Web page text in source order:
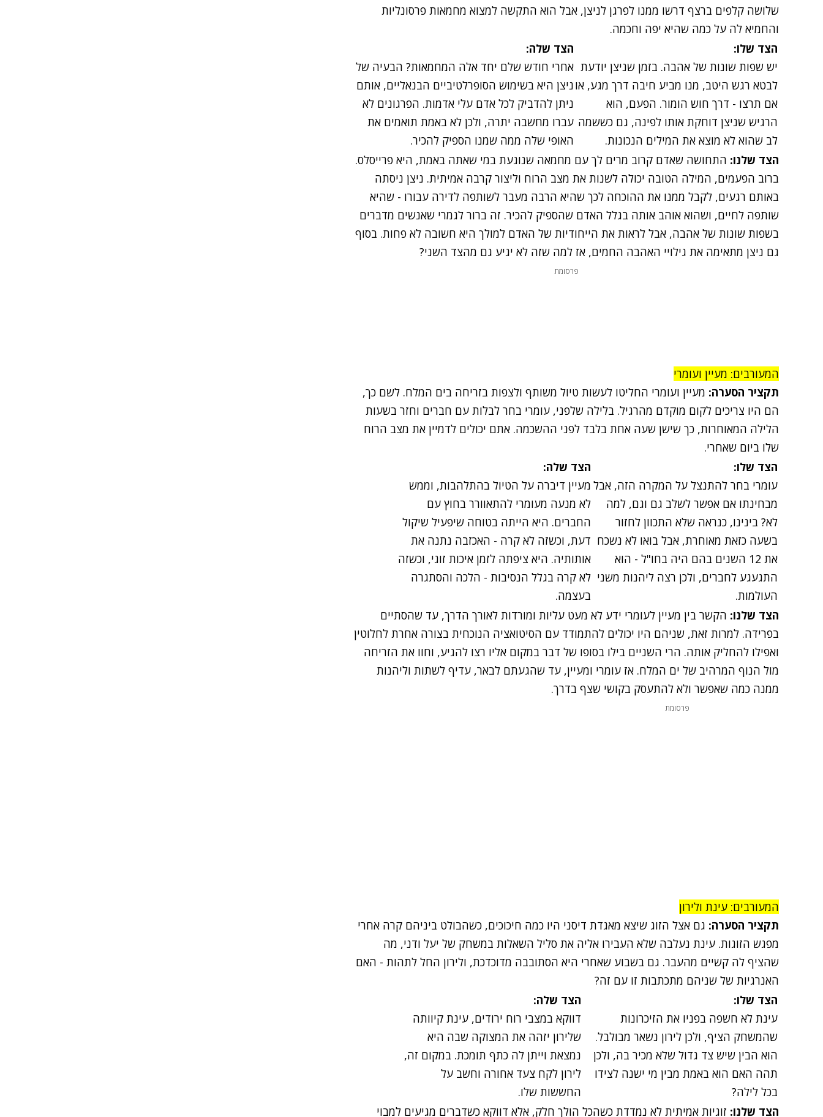
שלושה קלפים ברצף דרשו ממנו לפרגן לניצן, אבל הוא התקשה למצוא מחמאות פרסונליות
והחמיא לה על כמה שהיא יפה וחכמה.
הצד שלו:
יש שפות שונות של אהבה. בזמן שניצן יודעת
לבטא רגש היטב, מנו מביע חיבה דרך מגע, או
אם תרצו - דרך חוש הומור. הפעם, הוא
הרגיש שניצן דוחקת אותו לפינה, גם כששמה
לב שהוא לא מוצא את המילים הנכונות.
הצד שלה:
אחרי חודש שלם יחד אלה המחמאות? הבעיה של
ניצן היא בשימוש הסופרלטיביים הבנאליים, אותם
ניתן להדביק לכל אדם עלי אדמות. הפרגונים לא
עברו מחשבה יתרה, ולכן לא באמת תואמים את
האופי שלה ממה שמנו הספיק להכיר.
הצד שלנו: התחושה שאדם קרוב מרים לך עם מחמאה שנוגעת במי שאתה באמת, היא פרייסלס.
ברוב הפעמים, המילה הטובה יכולה לשנות את מצב הרוח וליצור קרבה אמיתית. ניצן ניסתה
באותם רגעים, לקבל ממנו את ההוכחה לכך שהיא הרבה מעבר לשותפה לדירה עבורו - שהיא
שותפה לחיים, ושהוא אוהב אותה בגלל האדם שהספיק להכיר. זה ברור לגמרי שאנשים מדברים
בשפות שונות של אהבה, אבל לראות את הייחודיות של האדם למולך היא חשובה לא פחות. בסוף
גם ניצן מתאימה את גילויי האהבה החמים, אז למה שזה לא יגיע גם מהצד השני?
פרסומת
המעורבים: מעיין ועומרי
תקציר הסערה: מעיין ועומרי החליטו לעשות טיול משותף ולצפות בזריחה בים המלח. לשם כך,
הם היו צריכים לקום מוקדם מהרגיל. בלילה שלפני, עומרי בחר לבלות עם חברים וחזר בשעות
הלילה המאוחרות, כך שישן שעה אחת בלבד לפני ההשכמה. אתם יכולים לדמיין את מצב הרוח
שלו ביום שאחרי.
הצד שלו:
עומרי בחר להתנצל על המקרה הזה, אבל
מבחינתו אם אפשר לשלב גם וגם, למה
לא? בינינו, כנראה שלא התכוון לחזור
בשעה כזאת מאוחרת, אבל בואו לא נשכח
את 12 השנים בהם היה בחו"ל - הוא
התגעגע לחברים, ולכן רצה ליהנות משני
העולמות.
הצד שלה:
מעיין דיברה על הטיול בהתלהבות, וממש
לא מנעה מעומרי להתאוורר בחוץ עם
החברים. היא הייתה בטוחה שיפעיל שיקול
דעת, וכשזה לא קרה - האכזבה נתנה את
אותותיה. היא ציפתה לזמן איכות זוגי, וכשזה
לא קרה בגלל הנסיבות - הלכה והסתגרה
בעצמה.
הצד שלנו: הקשר בין מעיין לעומרי ידע לא מעט עליות ומורדות לאורך הדרך, עד שהסתיים
בפרידה. למרות זאת, שניהם היו יכולים להתמודד עם הסיטואציה הנוכחית בצורה אחרת לחלוטין
ואפילו להחליק אותה. הרי השניים בילו בסופו של דבר במקום אליו רצו להגיע, וחוו את הזריחה
מול הנוף המרהיב של ים המלח. אז עומרי ומעיין, עד שהגעתם לבאר, עדיף לשתות וליהנות
ממנה כמה שאפשר ולא להתעסק בקושי שצף בדרך.
פרסומת
המעורבים: עינת ולירון
תקציר הסערה: גם אצל הזוג שיצא מאגדת דיסני היו כמה חיכוכים, כשהבולט ביניהם קרה אחרי
מפגש הזוגות. עינת נעלבה שלא העבירו אליה את סליל השאלות במשחק של יעל ודני, מה
שהציף לה קשיים מהעבר. גם בשבוע שאחרי היא הסתובבה מדוכדכת, ולירון החל לתהות - האם
האנרגיות של שניהם מתכתבות זו עם זה?
הצד שלו:
עינת לא חשפה בפניו את הזיכרונות
שהמשחק הציף, ולכן לירון נשאר מבולבל.
הוא הבין שיש צד גדול שלא מכיר בה, ולכן
תהה האם הוא באמת מבין מי ישנה לצידו
בכל לילה?
הצד שלה:
דווקא במצבי רוח ירודים, עינת קיוותה
שלירון יזהה את המצוקה שבה היא
נמצאת וייתן לה כתף תומכת. במקום זה,
לירון לקח צעד אחורה וחשב על
החששות שלו.
הצד שלנו: זוגיות אמיתית לא נמדדת כשהכל הולך חלק, אלא דווקא כשדברים מגיעים למבוי